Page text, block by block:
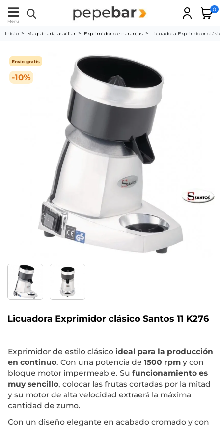
Menu
0
Inicio Maquinaria auxiliar Exprimidor de naranjas Licuadora Exprimidor
-10%
Envío gratis
Licuadora Exprimidor clásico Santos 11 K276
Exprimidor de estilo clásico ideal para la producción
en continuo. Con una potencia de 1500 rpm y con
bloque motor impermeable. Su funcionamiento es
muy sencillo, colocar las frutas cortadas por la mitad
y su motor de alta velocidad extraerá la máxima
cantidad de zumo.
Con un diseño elegante en acabado cromado y con